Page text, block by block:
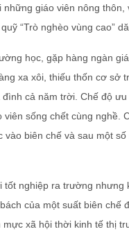
giáo viên nông
“Trò nghèo vùng cao”
học, gặp hàng ngàn
xa xôi, thiếu thốn cơ sở
cả năm trời. Chế độ
viên sống chết cùng nghề.
vào biên chế và sau một
nghiệp ra trường
của một suất biên
xã hội thời kinh tế thị